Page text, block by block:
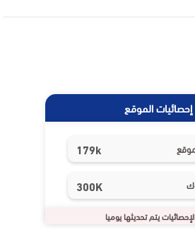
إحصائيات الموقع
179k
300K
يتم تحديثها يوميا